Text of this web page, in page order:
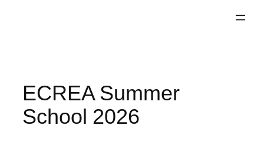
ECREA Summer
School 2026